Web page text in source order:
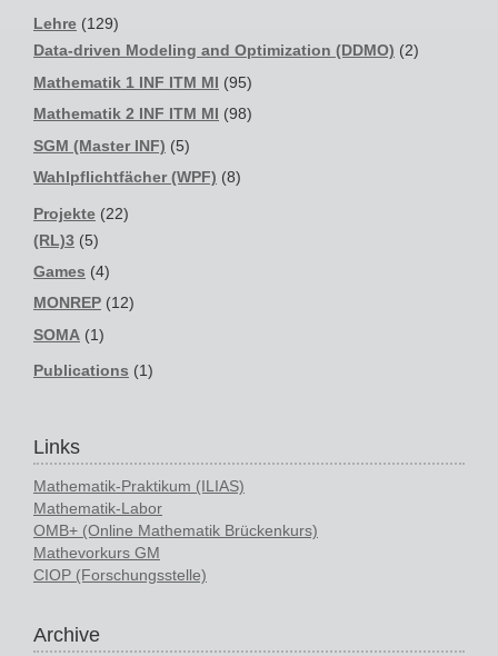
Lehre (129)
Data-driven Modeling and Optimization (DDMO) (2)
Mathematik 1 INF ITM MI (95)
Mathematik 2 INF ITM MI (98)
SGM (Master INF) (5)
Wahlpflichtfächer (WPF) (8)
Projekte (22)
(RL)3 (5)
Games (4)
MONREP (12)
SOMA (1)
Publications (1)
Links
Mathematik-Praktikum (ILIAS)
Mathematik-Labor
OMB+ (Online Mathematik Brückenkurs)
Mathevorkurs GM
CIOP (Forschungsstelle)
Archive